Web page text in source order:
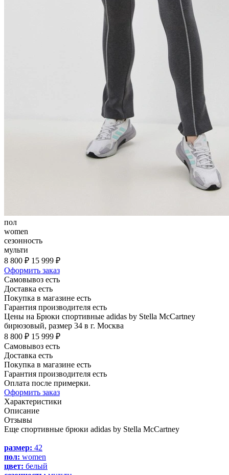
пол
women
сезонность
мульти
8 800 ₽ 15 999 ₽
Оформить заказ
Самовывоз есть
Доставка есть
Покупка в магазине есть
Гарантия производителя есть
Цены на Брюки спортивные adidas by Stella McCartney
бирюзовый, размер 34 в г. Москва
8 800 ₽ 15 999 ₽
Самовывоз есть
Доставка есть
Покупка в магазине есть
Гарантия производителя есть
Оплата после примерки.
Оформить заказ
Характеристики
Описание
Отзывы
Еще спортивные брюки adidas by Stella McCartney
размер: 42
пол: women
цвет: белый